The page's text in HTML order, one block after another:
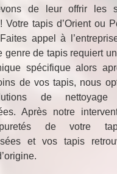
de leur offrir les
Votre tapis d’Orient ou
appel à
genre de tapis requiert
spécifique alors
de vos tapis, nous
de
Après notre
de votre
et vos tapis